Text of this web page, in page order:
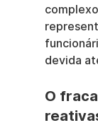
devida
O